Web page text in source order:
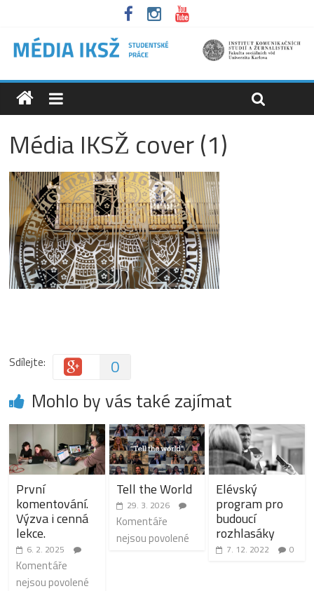
Média IKSŽ cover (1)
Sdílejte: 0
Mohlo by vás také zajímat
První
komentování.
Výzva i cenná
lekce.
6. 2. 2025
Komentáře
nejsou povolené
Tell the World
29. 3. 2026
Komentáře
nejsou povolené
Elévský
program pro
budoucí
rozhlasáky
7. 12. 2022 0